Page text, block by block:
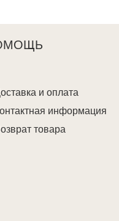
и оплата
информация
товара